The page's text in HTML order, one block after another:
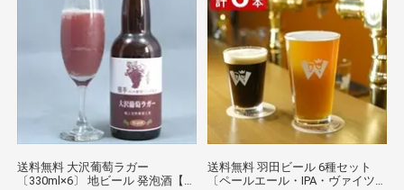
送料無料 大沢葡萄ラガー
〔330ml×6〕 地ビール 発泡酒【沖
送料無料 羽田ビール 6種セット
〔ペールエール・IPA・ヴァイツ